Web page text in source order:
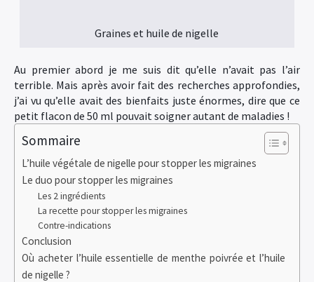
Graines et huile de nigelle
Au premier abord je me suis dit qu’elle n’avait pas l’air
terrible. Mais après avoir fait des recherches approfondies,
j’ai vu qu’elle avait des bienfaits juste énormes, dire que ce
petit flacon de 50 ml pouvait soigner autant de maladies !
Sommaire
L’huile végétale de nigelle pour stopper les migraines
Le duo pour stopper les migraines
Les 2 ingrédients
La recette pour stopper les migraines
Contre-indications
Conclusion
Où acheter l’huile essentielle de menthe poivrée et l’huile
de nigelle ?